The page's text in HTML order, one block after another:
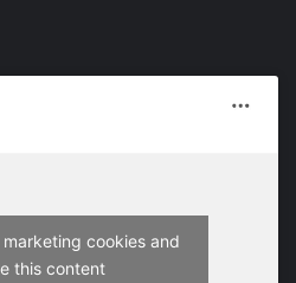
cookies and
this content